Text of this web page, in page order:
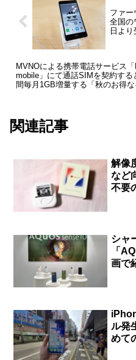
ファー
全国の
日よ
MVNOによる携帯電話サービス「
mobile」にて通話SIMを契約する
間毎月1GB増量する「秋のお得な
関連記事
解像
など
不要
シャ
「
画で
ル発
めて